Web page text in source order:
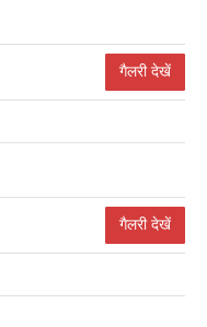
गैलरी देखें
गैलरी देखें